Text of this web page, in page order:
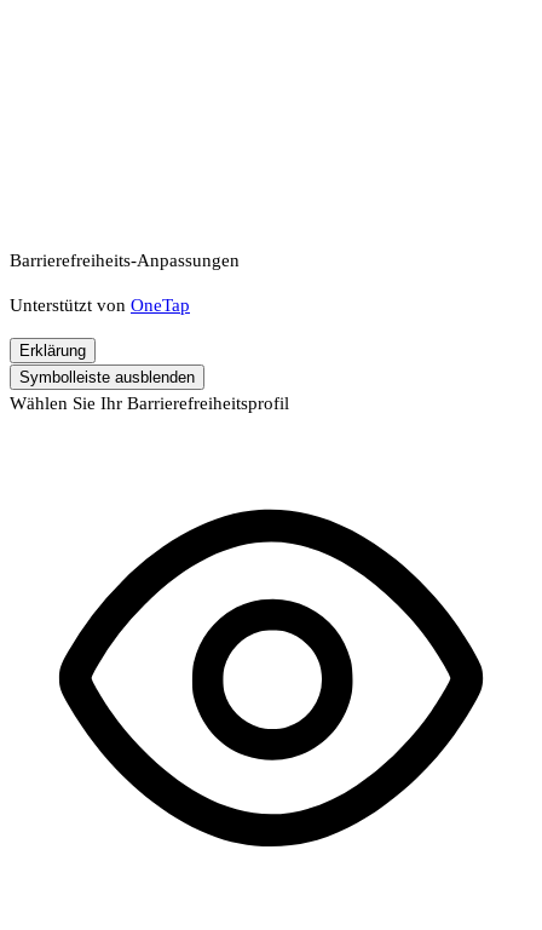
Barrierefreiheits-Anpassungen
Unterstützt von OneTap
Erklärung
Symbolleiste ausblenden
Wählen Sie Ihr Barrierefreiheitsprofil